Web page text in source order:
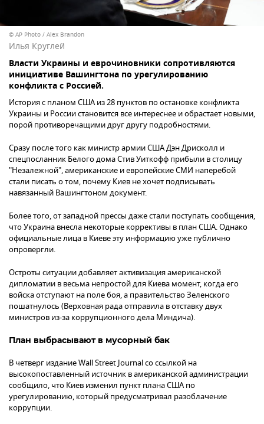
© AP Photo / Alex Brandon
Илья Круглей
Власти Украины и еврочиновники сопротивляются
инициативе Вашингтона по урегулированию
конфликта с Россией.
История с планом США из 28 пунктов по остановке конфликта
Украины и России становится все интереснее и обрастает новыми,
порой противоречащими друг другу подробностями.
Сразу после того как министр армии США Дэн Дрисколл и
спецпосланник Белого дома Стив Уиткофф прибыли в столицу
"Незалежной", американские и европейские СМИ наперебой
стали писать о том, почему Киев не хочет подписывать
навязанный Вашингтоном документ.
Более того, от западной прессы даже стали поступать сообщения,
что Украина внесла некоторые коррективы в план США. Однако
официальные лица в Киеве эту информацию уже публично
опровергли.
Остроты ситуации добавляет активизация американской
дипломатии в весьма непростой для Киева момент, когда его
войска отступают на поле боя, а правительство Зеленского
пошатнулось (Верховная рада отправила в отставку двух
министров из-за коррупционного дела Миндича).
План выбрасывают в мусорный бак
В четверг издание Wall Street Journal со ссылкой на
высокопоставленный источник в американской администрации
сообщило, что Киев изменил пункт плана США по
урегулированию, который предусматривал разоблачение
коррупции.